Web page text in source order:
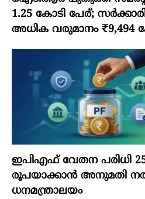
1.25 കോടി പേര്;
അധിക വരുമാനം ₹9,494
ഇപിഎഫ് വേതന പരിധി
രൂപയാക്കാൻ അനുമതി
ധനമന്ത്രാലയം